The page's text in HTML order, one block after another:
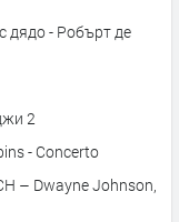
дядо - Робърт де
2
- Concerto
– Dwayne Johnson,